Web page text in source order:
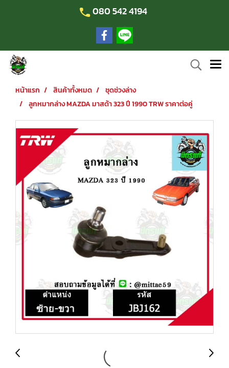
080 542 4194
หน้าแรก สินค้าทั้งหมด
ชุดช่วงล่าง
ลูกหมากล่าง MAZDA มาสด้า 323 ปี 1990 TRW ราคาต่อคู่